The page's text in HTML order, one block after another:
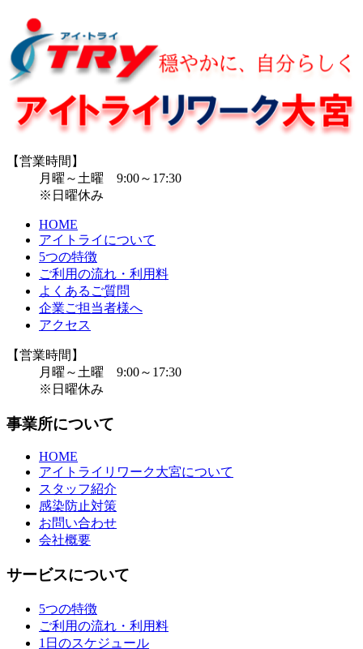
【営業時間】
月曜～土曜 9:00～17:30
※日曜休み
HOME
アイトライについて
5つの特徴
ご利用の流れ・利用料
よくあるご質問
企業ご担当者様へ
アクセス
【営業時間】
月曜～土曜 9:00～17:30
※日曜休み
事業所について
HOME
アイトライリワーク大宮について
スタッフ紹介
感染防止対策
お問い合わせ
会社概要
サービスについて
5つの特徴
ご利用の流れ・利用料
1日のスケジュール